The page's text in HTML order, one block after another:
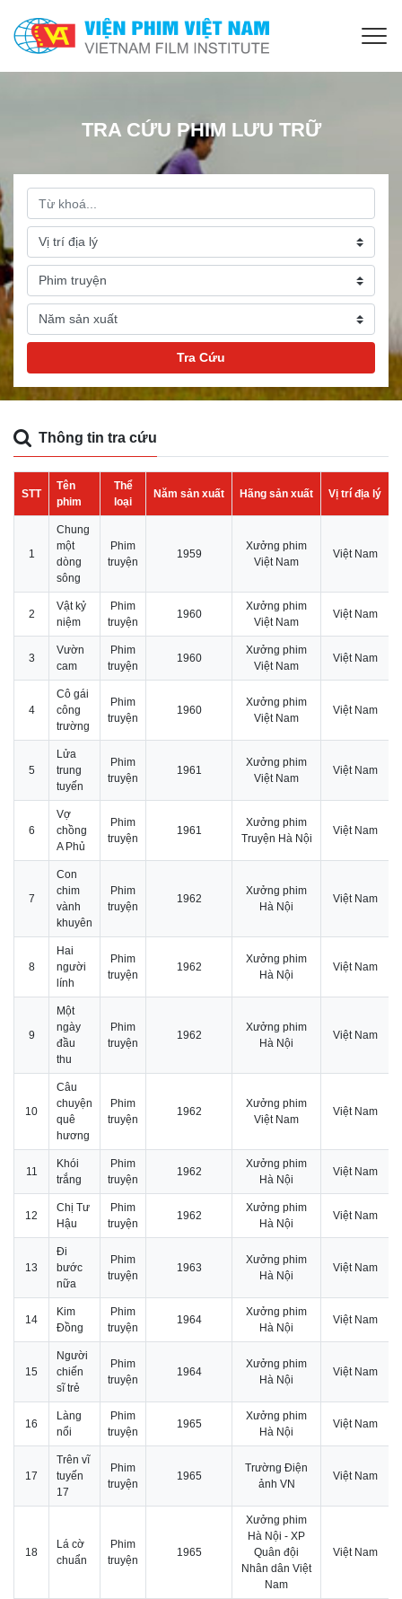
TRA CỨU PHIM LƯU TRỮ
Tra Cứu
Thông tin tra cứu
STT
Tên
phim
Thể
loại
Năm sản xuất Hãng sản xuất Vị trí địa lý
1
Chung
một
dòng
sông
Phim
truyện
1959
Xưởng phim
Việt Nam
Việt Nam
2
Vật kỷ
niệm
Phim
truyện
1960
Xưởng phim
Việt Nam
Việt Nam
3
Vườn
cam
Phim
truyện
1960
Xưởng phim
Việt Nam
Việt Nam
4
Cô gái
công
trường
Phim
truyện
1960
Xưởng phim
Việt Nam
Việt Nam
5
Lửa
trung
tuyến
Phim
truyện
1961
Xưởng phim
Việt Nam
Việt Nam
6
Vợ
chồng
A Phủ
Phim
truyện
1961
Xưởng phim
Truyện Hà Nội
Việt Nam
7
Con
chim
vành
khuyên
Phim
truyện
1962
Xưởng phim
Hà Nội
Việt Nam
8
Hai
người
lính
Phim
truyện
1962
Xưởng phim
Hà Nội
Việt Nam
9
Một
ngày
đầu
thu
Phim
truyện
1962
Xưởng phim
Hà Nội
Việt Nam
10
Câu
chuyện
quê
hương
Phim
truyện
1962
Xưởng phim
Việt Nam
Việt Nam
11
Khói
trắng
Phim
truyện
1962
Xưởng phim
Hà Nội
Việt Nam
12
Chị Tư
Hậu
Phim
truyện
1962
Xưởng phim
Hà Nội
Việt Nam
13
Đi
bước
nữa
Phim
truyện
1963
Xưởng phim
Hà Nội
Việt Nam
14
Kim
Đồng
Phim
truyện
1964
Xưởng phim
Hà Nội
Việt Nam
15
Người
chiến
sĩ trẻ
Phim
truyện
1964
Xưởng phim
Hà Nội
Việt Nam
16
Làng
nổi
Phim
truyện
1965
Xưởng phim
Hà Nội
Việt Nam
17
Trên vĩ
tuyến
17
Phim
truyện
1965
Trường Điện
ảnh VN
Việt Nam
18
Lá cờ
chuẩn
Phim
truyện
1965
Xưởng phim
Hà Nội - XP
Quân đội
Nhân dân Việt
Nam
Việt Nam